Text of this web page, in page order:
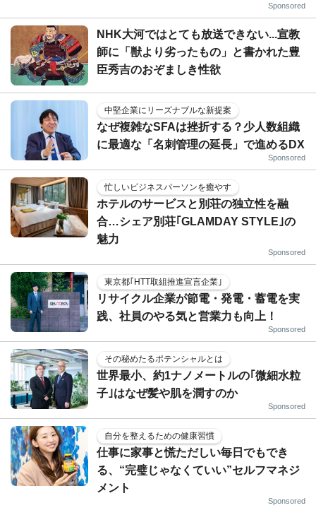
Sponsored
NHK大河ではとても放送できない...宣教
師に「獣より劣ったもの」と書かれた豊
臣秀吉のおぞましき性欲
中堅企業にリーズナブルな新提案
なぜ複雑なSFAは挫折する？少人数組織
に最適な「名刺管理の延長」で進めるDX
Sponsored
忙しいビジネスパーソンを癒やす
ホテルのサービスと別荘の独立性を融
合…シェア別荘｢GLAMDAY STYLE｣の
魅力
Sponsored
東京都｢HTT取組推進宣言企業｣
リサイクル企業が節電・発電・蓄電を実
践、社員のやる気と営業力も向上！
Sponsored
その秘めたるポテンシャルとは
世界最小、約1ナノメートルの｢微細水粒
子｣はなぜ髪や肌を潤すのか
Sponsored
自分を整えるための健康習慣
仕事に家事と慌ただしい毎日でもでき
る、“完璧じゃなくていい”セルフマネジ
メント
Sponsored